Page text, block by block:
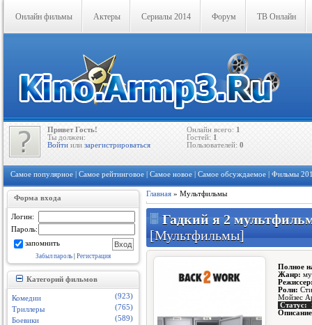
Онлайн фильмы Актеры Сериалы 2014 Форум ТВ Онлайн
Привет Гость!
Ты должен:
Войти или зарегистрироваться
Онлайн всего: 1
Гостей: 1
Пользователей: 0
Самое популярное Самое рейтинговое Самое новое Самое обсуждаемое Фильмы
Форма входа
Логин:
Пароль:
запомнить
Забыл пароль Регистрация
Категорий фильмов
Комедии
(923)
Триллеры
(765)
Боевики
(589)
Главная » Мультфильмы
Гадкий я 2
[Мультфильмы]
Полное
Жанр:
Роли:
Мойзес
Статус: